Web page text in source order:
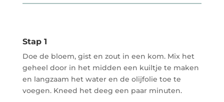
Stap 1
Doe de bloem, gist en zout in een kom. Mix het
geheel door in het midden een kuiltje te maken
en langzaam het water en de olijfolie toe te
voegen. Kneed het deeg een paar minuten.